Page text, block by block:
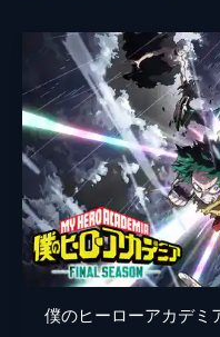
監督
脚本
原作
音楽
演出
アニメーション制作
僕のヒーローアカデミ